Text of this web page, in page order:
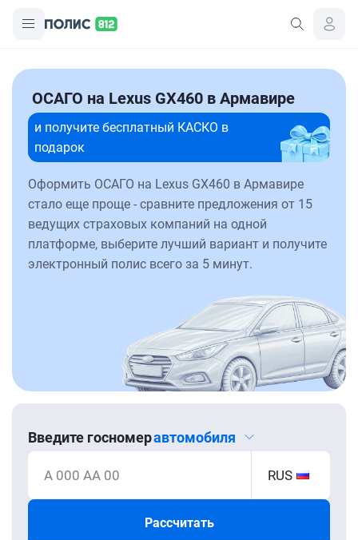
ОСАГО на Lexus GX460 в Армавире
и получите бесплатный КАСКО в
подарок
Оформить ОСАГО на Lexus GX460 в Армавире
стало еще проще - сравните предложения от 15
ведущих страховых компаний на одной
платформе, выберите лучший вариант и получите
электронный полис всего за 5 минут.
Введите госномеравтомобиля
А 000 АА 00 RUS
Рассчитать